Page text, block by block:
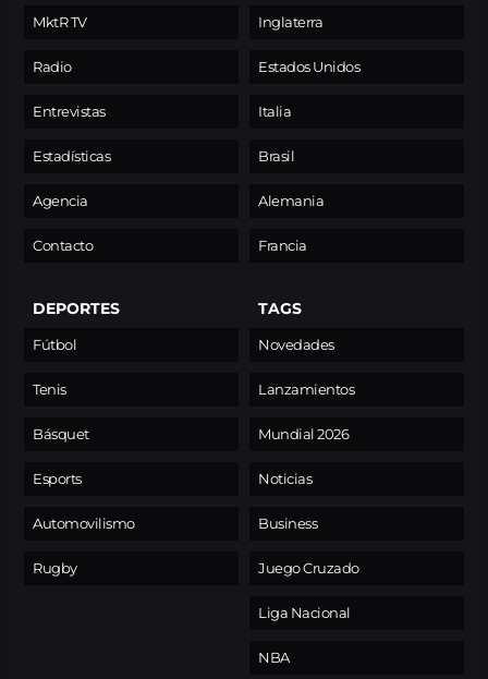
MktR TV
Radio
Entrevistas
Estadísticas
Agencia
Contacto
Inglaterra
Estados Unidos
Italia
Brasil
Alemania
Francia
DEPORTES
Fútbol
Tenis
Básquet
Esports
Automovilismo
Rugby
TAGS
Novedades
Lanzamientos
Mundial 2026
Noticias
Business
Juego Cruzado
Liga Nacional
NBA